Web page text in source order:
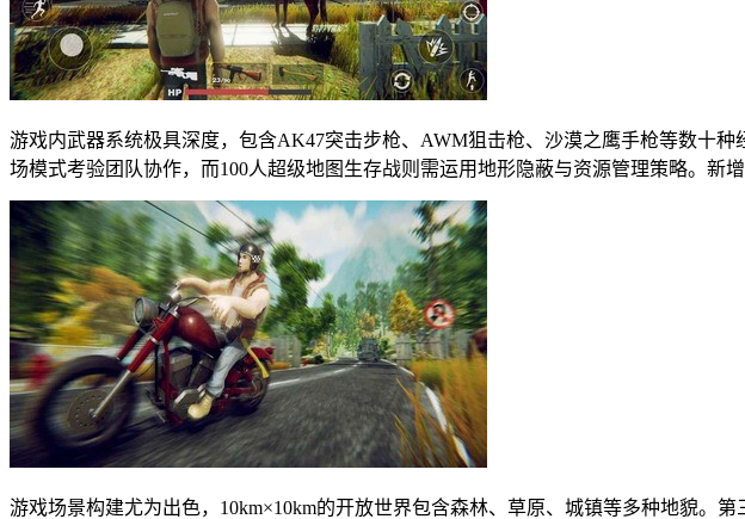
游戏内武器系统极具深度，包含AK47突击步枪、AWM狙击枪、沙漠之鹰手枪等数十
场模式考验团队协作，而100人超级地图生存战则需运用地形隐蔽与资源管理策略。新
游戏场景构建尤为出色，10km×10km的开放世界包含森林、草原、城镇等多种地貌。